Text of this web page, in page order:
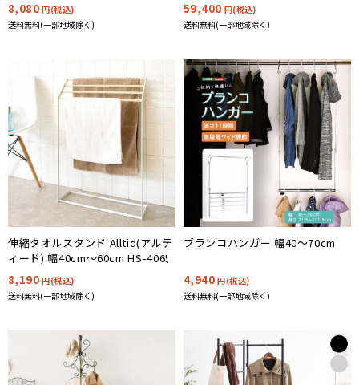
8,080円(税込)
送料無料(一部地域除く)
59,400 円(税込)
送料無料(一部地域除く)
伸縮タオルスタンド Alltid(アルテ
ィード) 幅40cm～60cm HS-4065
8,190円(税込)
送料無料(一部地域除く)
ブランコハンガー 幅40～70cm
4,940円(税込)
送料無料(一部地域除く)